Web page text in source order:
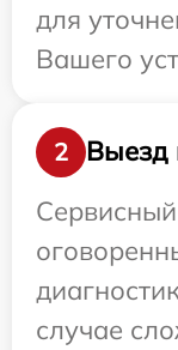
для
Вашего
2
Выезд
случае